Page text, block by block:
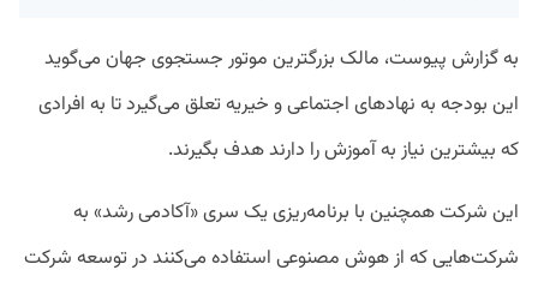
به گزارش پیوست، مالک بزرگترین موتور جستجوی جهان می‌گوید
این بودجه به نهاد‌های اجتماعی و خیریه‌ تعلق می‌گیرد تا به افرادی
که بیشترین نیاز به آموزش را دارند هدف بگیرند.
این شرکت همچنین با برنامه‌ریزی یک سری «آکادمی رشد» به
شرکت‌هایی که از هوش مصنوعی استفاده می‌کنند در توسعه شرکت